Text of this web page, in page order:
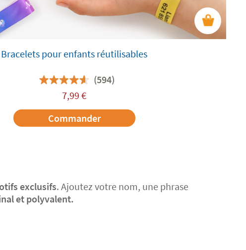
Bracelets pour enfants réutilisables
(594)
7,99 €
Commander
exclusifs. Ajoutez votre nom, une phrase
et polyvalent.